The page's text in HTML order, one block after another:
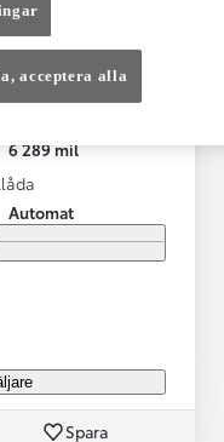
Drag V-Hjul
6 289 mil
Automat
Spara
acceptera alla